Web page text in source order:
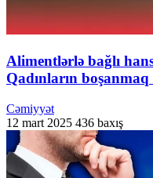
Alimentlərlə bağlı
Qadınların
Cəmiyyət
12 mart 2025 436 baxış